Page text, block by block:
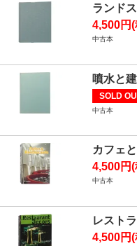
ランド
4,500円
中古本
噴水と
SOLD
中古本
カフェ
4,500円
中古本
レスト
4,500円